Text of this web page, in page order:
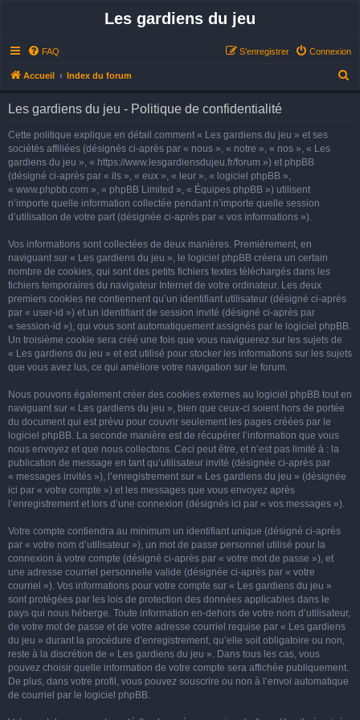
Les gardiens du jeu
FAQ Connexion
S’enregistrer
Accueil Index du forum
Les gardiens du jeu - Politique de confidentialité
Cette politique explique en détail comment « Les gardiens du jeu » et ses
sociétés affiliées (désignés ci-après par « nous », « notre », « nos », « Les
gardiens du jeu », « https://www.lesgardiensdujeu.fr/forum ») et phpBB
(désigné ci-après par « ils », « eux », « leur », « logiciel phpBB »,
« www.phpbb.com », « phpBB Limited », « Équipes phpBB ») utilisent
n’importe quelle information collectée pendant n’importe quelle session
d’utilisation de votre part (désignée ci-après par « vos informations »).
Vos informations sont collectées de deux manières. Premièrement, en
naviguant sur « Les gardiens du jeu », le logiciel phpBB créera un certain
nombre de cookies, qui sont des petits fichiers textes téléchargés dans les
fichiers temporaires du navigateur Internet de votre ordinateur. Les deux
premiers cookies ne contiennent qu’un identifiant utilisateur (désigné ci-après
par « user-id ») et un identifiant de session invité (désigné ci-après par
« session-id »), qui vous sont automatiquement assignés par le logiciel phpBB.
Un troisième cookie sera créé une fois que vous naviguerez sur les sujets de
« Les gardiens du jeu » et est utilisé pour stocker les informations sur les sujets
que vous avez lus, ce qui améliore votre navigation sur le forum.
Nous pouvons également créer des cookies externes au logiciel phpBB tout en
naviguant sur « Les gardiens du jeu », bien que ceux-ci soient hors de portée
du document qui est prévu pour couvrir seulement les pages créées par le
logiciel phpBB. La seconde manière est de récupérer l’information que vous
nous envoyez et que nous collectons. Ceci peut être, et n’est pas limité à : la
publication de message en tant qu’utilisateur invité (désignée ci-après par
« messages invités »), l’enregistrement sur « Les gardiens du jeu » (désignée
ici par « votre compte ») et les messages que vous envoyez après
l’enregistrement et lors d’une connexion (désignés ici par « vos messages »).
Votre compte contiendra au minimum un identifiant unique (désigné ci-après
par « votre nom d’utilisateur »), un mot de passe personnel utilisé pour la
connexion à votre compte (désigné ci-après par « votre mot de passe »), et
une adresse courriel personnelle valide (désignée ci-après par « votre
courriel »). Vos informations pour votre compte sur « Les gardiens du jeu »
sont protégées par les lois de protection des données applicables dans le
pays qui nous héberge. Toute information en-dehors de votre nom d’utilisateur,
de votre mot de passe et de votre adresse courriel requise par « Les gardiens
du jeu » durant la procédure d’enregistrement, qu’elle soit obligatoire ou non,
reste à la discrétion de « Les gardiens du jeu ». Dans tous les cas, vous
pouvez choisir quelle information de votre compte sera affichée publiquement.
De plus, dans votre profil, vous pouvez souscrire ou non à l’envoi automatique
de courriel par le logiciel phpBB.